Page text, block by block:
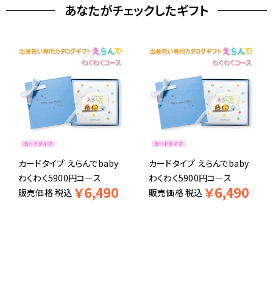
あなたがチェックしたギフト
カードタイプ えらんでbaby
わくわく5900円コース
販売価格税込 ￥6,490
カードタイプ えらんでbaby
わくわく5900円コース
販売価格税込 ￥6,490